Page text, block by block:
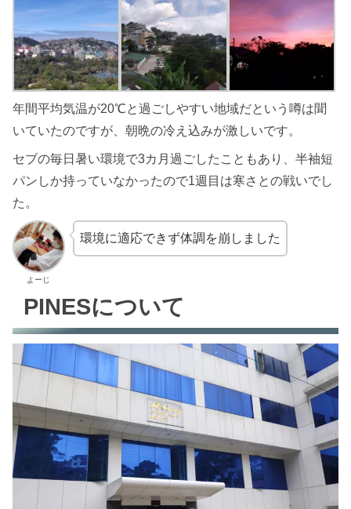
年間平均気温が20℃と過ごしやすい地域だという噂は聞
いていたのですが、朝晩の冷え込みが激しいです。
セブの毎日暑い環境で3カ月過ごしたこともあり、半袖短
パンしか持っていなかったので1週目は寒さとの戦いでし
た。
よーじ
環境に適応できず体調を崩しました
PINESについて